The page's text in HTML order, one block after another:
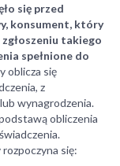
się przed
konsument, który
takiego
spełnione do
oblicza się
z
wynagrodzenia.
obliczenia
się: